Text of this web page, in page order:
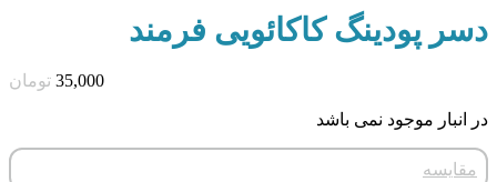
دسر پودینگ کاکائویی فرمند
35,000 تومان
در انبار موجود نمی باشد
مقایسه